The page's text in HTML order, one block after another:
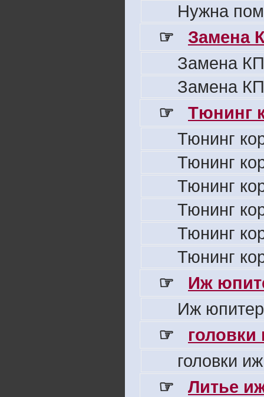
Нужна
☞
Замена
Замена
Замена
☞
Тюнинг
Тюнинг
Тюнинг
Тюнинг
Тюнинг
Тюнинг
Тюнинг
☞
Иж
Иж
☞
головки
☞
Литье